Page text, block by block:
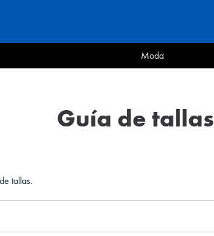
Moda
Guía de tallas
tallas.